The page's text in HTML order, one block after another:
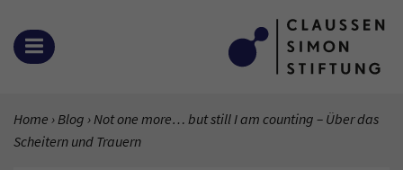
Zum Inhalt springen
OPEN MENU
YOU ARE HERE:
Home Blog Current Page:
Not one more… but still I am counting – Über das
Scheitern und Trauern